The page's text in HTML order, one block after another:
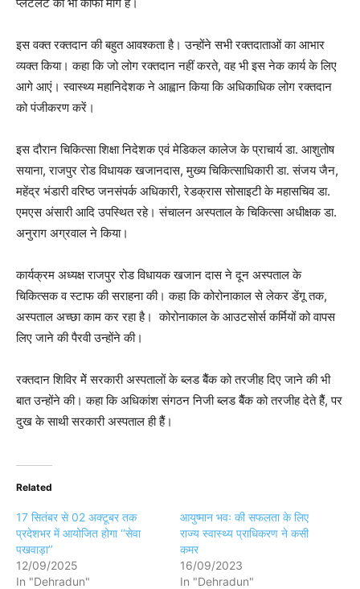
इस वक्त रक्तदान की बहुत आवश्कता है। उन्होंने सभी रक्तदाताओं का आभार
व्यक्त किया। कहा कि जो लोग रक्तदान नहीं करते, वह भी इस नेक कार्य के लिए
आगे आएं। स्वास्थ्य महानिदेशक ने आह्वान किया कि अधिकाधिक लोग रक्तदान
को पंजीकरण करें।
इस दौरान चिकित्सा शिक्षा निदेशक एवं मेडिकल कालेज के प्राचार्य डा. आशुतोष
सयाना, राजपुर रोड विधायक खजानदास, मुख्य चिकित्साधिकारी डा. संजय जैन,
महेंद्र भंडारी वरिष्ठ जनसंपर्क अधिकारी, रेडक्रास सोसाइटी के महासचिव डा.
एमएस अंसारी आदि उपस्थित रहे। संचालन अस्पताल के चिकित्सा अधीक्षक डा.
अनुराग अग्रवाल ने किया।
कार्यक्रम अध्यक्ष राजपुर रोड विधायक खजान दास ने दून अस्पताल के
चिकित्सक व स्टाफ की सराहना की। कहा कि कोरोनाकाल से लेकर डेंगू तक,
अस्पताल अच्छा काम कर रहा है। कोरोनाकाल के आउटसोर्स कर्मियों को वापस
लिए जाने की पैरवी उन्होंने की।
रक्तदान शिविर मेें सरकारी अस्पतालों के ब्लड बैैंक को तरजीह दिए जाने की भी
बात उन्होंने की। कहा कि अधिकांश संगठन निजी ब्लड बैैंक को तरजीह देते हैैं, पर
दुख के साथी सरकारी अस्पताल ही हैैं।
Related
17 सितंबर से 02 अक्टूबर तक
प्रदेशभर में आयोजित होगा ‘‘सेवा
पखवाड़ा’’
12/09/2025
In "Dehradun"
आयुष्मान भवः की सफलता के लिए
राज्य स्वास्थ्य प्राधिकरण ने कसी
कमर
16/09/2023
In "Dehradun"